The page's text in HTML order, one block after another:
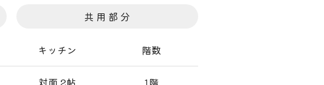
キッチン 階数
対面 2帖 1階
共 用 部 分